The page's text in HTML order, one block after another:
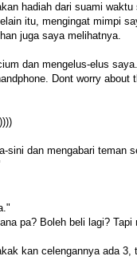
hadiah dari suami
itu, mengingat mimpi
juga saya melihatnya.
dan mengelus-elus saya.
Dont worry
dan mengabari teman
pa? Boleh beli lagi?
kan celengannya ada